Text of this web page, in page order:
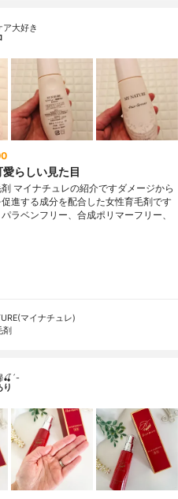
ア大好き
らしい見た目
マイナチュレの紹介ですダメージから
進する成分を配合した女性育毛剤です
ラベンフリー、合成ポリマーフリー、
マイナチュレ)
剤
🍒´-
り